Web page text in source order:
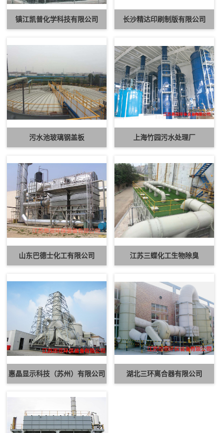
镇江凯普化学科技有限公司 长沙精达印刷制版有限公司
污水池玻璃钢盖板 上海竹园污水处理厂
山东巴德士化工有限公司 江苏三蝶化工生物除臭
惠晶显示科技（苏州）有限公司 湖北三环离合器有限公司